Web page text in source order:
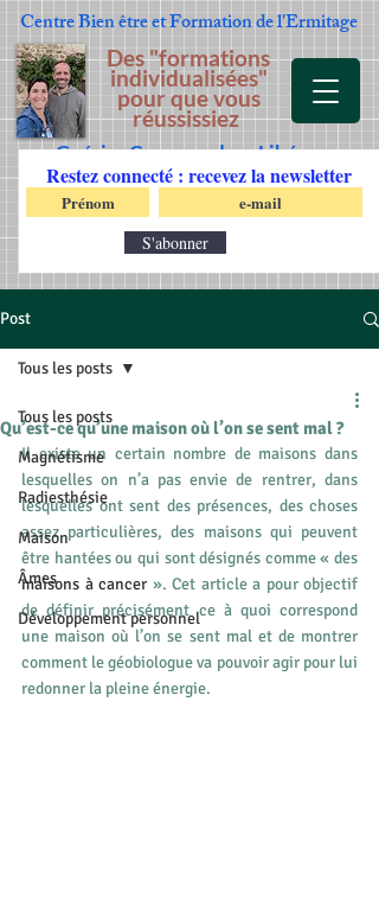
Centre Bien être et Formationde l'Ermitage
Guérir - Comprendre - Libérer
Des "formations
individualisées"
pour que vous
réussissiez
Restez connecté : recevez la newsletter
S'abonner
Post
Tous les posts
Magnétisme
Radiesthésie
Maison
Âmes
Développement personnel
Tous les posts
Qu’est-ce qu’une maison où l’on se sent mal ?
Il existe un certain nombre de maisons dans
lesquelles on n’a pas envie de rentrer, dans
lesquelles ont sent des présences, des choses
assez particulières, des maisons qui peuvent
maisons à cancer ». Cet article a pour objectif
de définir précisément ce à quoi correspond
une maison où l’on se sent mal et de montrer
comment le géobiologue va pouvoir agir pour lui
redonner la pleine énergie.